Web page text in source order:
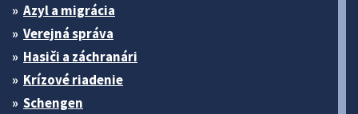
Azyl a migrácia
Verejná správa
Hasiči a záchranári
Krízové riadenie
Schengen